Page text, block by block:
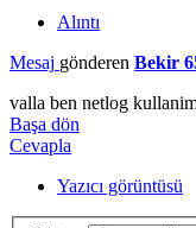
Alıntı
Mesaj gönderen Bekir
valla ben netlog
Başa dön
Cevapla
Yazıcı görüntüsü